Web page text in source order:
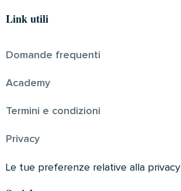
Link utili
Domande frequenti
Academy
Termini e condizioni
Privacy
Le tue preferenze relative alla privacy